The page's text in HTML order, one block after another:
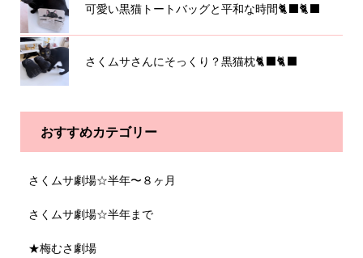
可愛い黒猫トートバッグと平和な時間🐈‍⬛🐈‍⬛
さくムサさんにそっくり？黒猫枕🐈‍⬛🐈‍⬛
おすすめカテゴリー
さくムサ劇場☆半年〜８ヶ月
さくムサ劇場☆半年まで
★梅むさ劇場